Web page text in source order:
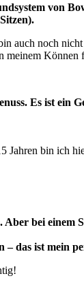
von
auch noch
meinem Können
Es ist ein
Jahren bin ich
bei
das ist mein